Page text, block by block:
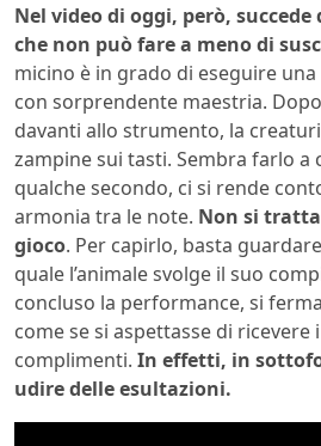
Nel video di oggi, però,
che non può fare a meno di
micino è in grado di eseguire
con sorprendente maestria.
davanti allo strumento, la
zampine sui tasti. Sembra farlo a
qualche secondo, ci si rende
armonia tra le note. Non si
gioco. Per capirlo, basta
quale l’animale svolge il suo
concluso la performance, si
come se si aspettasse di
complimenti. In effetti, in
udire delle esultazioni.